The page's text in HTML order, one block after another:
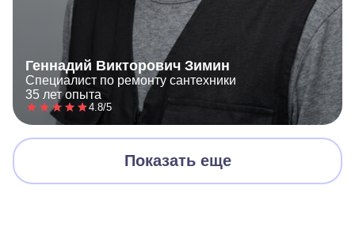
Геннадий Викторович Зимин
Специалист по ремонту сантехники
35 лет опыта
4.8/5
Показать еще